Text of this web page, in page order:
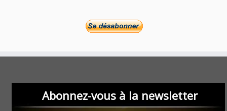
Abonnez-vous à la newsletter